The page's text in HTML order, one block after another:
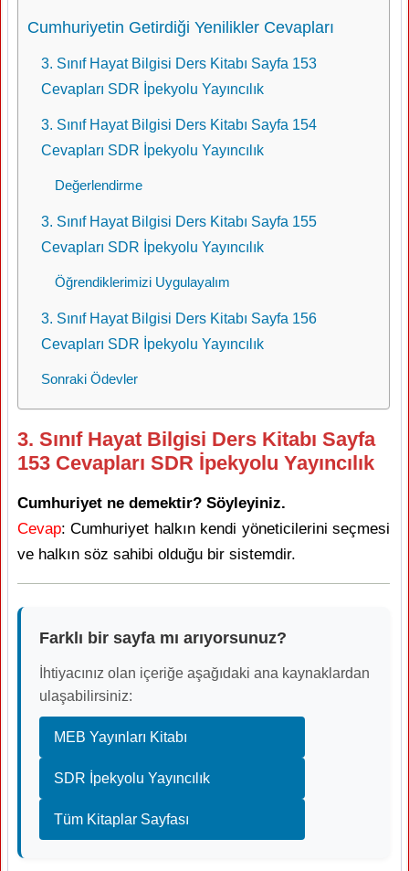
Cumhuriyetin Getirdiği Yenilikler Cevapları
3. Sınıf Hayat Bilgisi Ders Kitabı Sayfa 153
Cevapları SDR İpekyolu Yayıncılık
3. Sınıf Hayat Bilgisi Ders Kitabı Sayfa 154
Cevapları SDR İpekyolu Yayıncılık
Değerlendirme
3. Sınıf Hayat Bilgisi Ders Kitabı Sayfa 155
Cevapları SDR İpekyolu Yayıncılık
Öğrendiklerimizi Uygulayalım
3. Sınıf Hayat Bilgisi Ders Kitabı Sayfa 156
Cevapları SDR İpekyolu Yayıncılık
Sonraki Ödevler
3. Sınıf Hayat Bilgisi Ders Kitabı Sayfa
153 Cevapları SDR İpekyolu Yayıncılık
Cumhuriyet ne demektir? Söyleyiniz.
Cevap: Cumhuriyet halkın kendi yöneticilerini seçmesi
ve halkın söz sahibi olduğu bir sistemdir.
Farklı bir sayfa mı arıyorsunuz?
İhtiyacınız olan içeriğe aşağıdaki ana kaynaklardan
ulaşabilirsiniz:
MEB Yayınları Kitabı
SDR İpekyolu Yayıncılık
Tüm Kitaplar Sayfası